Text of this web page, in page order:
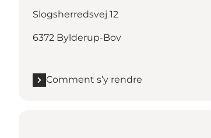
Slogsherredsvej 12
6372 Bylderup-Bov
Comment s’y rendre